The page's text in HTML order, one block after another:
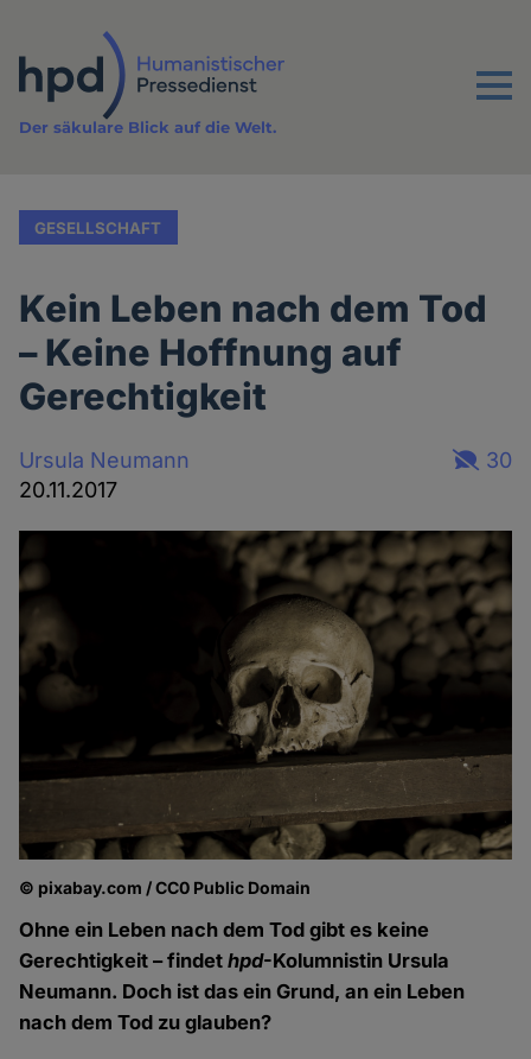
Inhalt
Menu
Der säkulare Blick auf die Welt.
GESELLSCHAFT
Kein Leben nach dem Tod
– Keine Hoffnung auf
Gerechtigkeit
Ursula Neumann
20.11.2017
30
© pixabay.com / CC0 Public Domain
Ohne ein Leben nach dem Tod gibt es keine
Gerechtigkeit – findethpd-Kolumnistin Ursula
Neumann. Doch ist das ein Grund, an ein Leben
nach dem Tod zu glauben?